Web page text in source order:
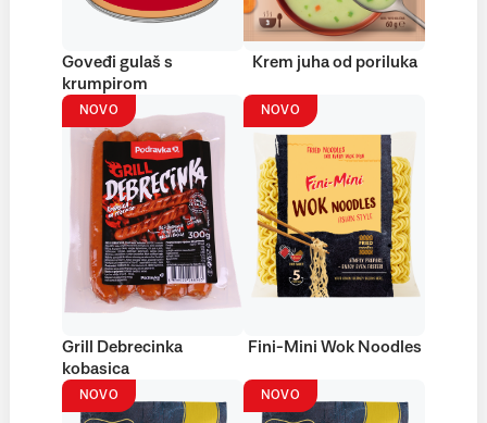
Goveđi gulaš s
krumpirom
Krem juha od poriluka
NOVO
Grill Debrecinka
kobasica
NOVO
Fini-Mini Wok Noodles
NOVO NOVO